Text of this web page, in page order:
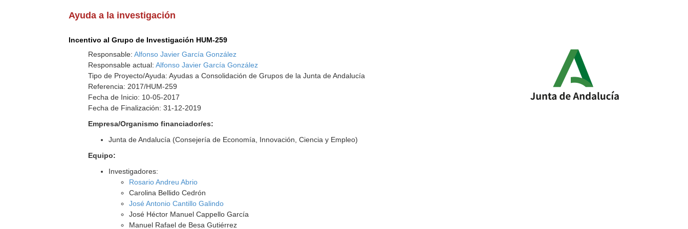
Ayuda a la investigación
Incentivo al Grupo de Investigación HUM-259
Responsable:Alfonso Javier García González
Responsable actual:Alfonso Javier García González
Tipo de Proyecto/Ayuda: Ayudas a Consolidación de Grupos de la Junta de Andalucía
Referencia: 2017/HUM-259
Fecha de Inicio: 10-05-2017
Fecha de Finalización: 31-12-2019
Empresa/Organismo financiador/es:
Junta de Andalucía (Consejería de Economía, Innovación, Ciencia y Empleo)
Equipo:
Investigadores:
Rosario Andreu Abrio
Carolina Bellido Cedrón
José Antonio Cantillo Galindo
José Héctor Manuel Cappello García
Manuel Rafael de Besa Gutiérrez